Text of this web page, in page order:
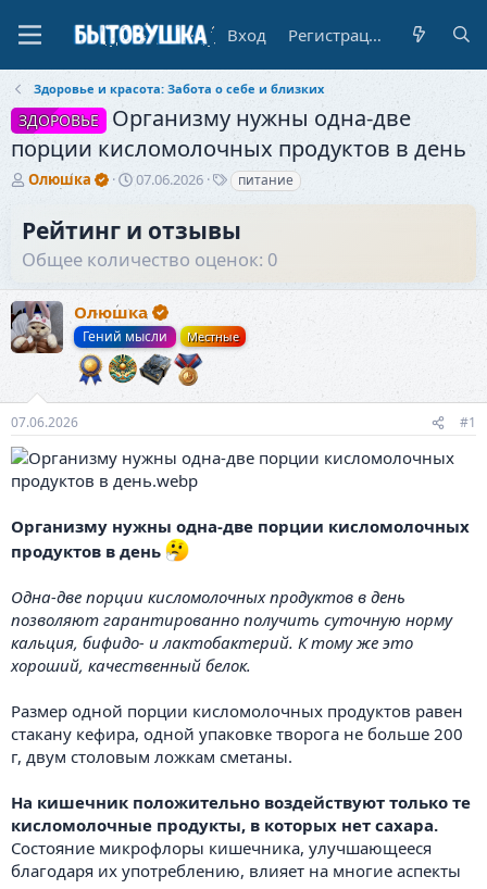
Вход Регистрация
Здоровье и красота: Забота о себе и близких
ЗДОРОВЬЕ
Организму нужны одна-две
порции кисломолочных продуктов в день
А
о
р
е
м
ы
Олюшка
Д
а
н
ч
а
л
а
07.06.2026
Т
и
питание
Рейтинг и отзывы
Общее количество оценок: 0
Олюшка
Гений мысли Местные
07.06.2026 #1
Организму нужны одна-две порции кисломолочных
продуктов в день
Одна-две порции кисломолочных продуктов в день
позволяют гарантированно получить суточную норму
кальция, бифидо- и лактобактерий. К тому же это
хороший, качественный белок.
Размер одной порции кисломолочных продуктов равен
стакану кефира, одной упаковке творога не больше 200
г, двум столовым ложкам сметаны.
На кишечник положительно воздействуют только те
кисломолочные продукты, в которых нет сахара.
Состояние микрофлоры кишечника, улучшающееся
благодаря их употреблению, влияет на многие аспекты